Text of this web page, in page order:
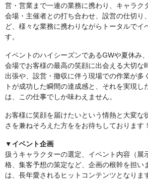
営・営業まで一連の業務に携わり、キャラク
会場・主催者との打ち合わせ、設営の仕切り
ど、様々な業務に携わりながらトータルでイ
す。
イベントのハイシーズンであるGWや夏休み
会場でお客様の最高の笑顔に出会える大切な
出張や、設営・撤収に伴う現場での作業が多
トが成功した瞬間の達成感と、それを実現し
は、この仕事でしか味わえません。
お客様に笑顔を届けたいという情熱と大変な
さを兼ねそろえた方ををお待ちしております！
▼イベント企画
扱うキャラクターの選定、イベント内容（展
格、集客予想の策定など、企画の根幹を担い
は、長年愛されるヒットコンテンツとなりま